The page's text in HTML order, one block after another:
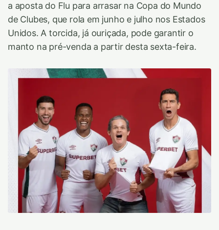
a aposta do Flu para arrasar na Copa do Mundo
de Clubes, que rola em junho e julho nos Estados
Unidos. A torcida, já ouriçada, pode garantir o
manto na pré-venda a partir desta sexta-feira.